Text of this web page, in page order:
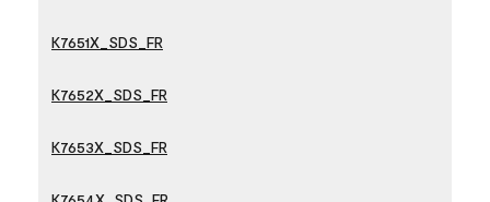
K7651X_SDS_FR
K7652X_SDS_FR
K7653X_SDS_FR